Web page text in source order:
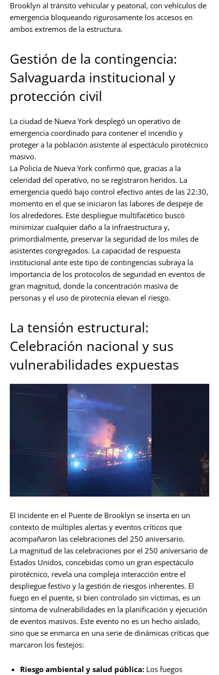
Brooklyn al tránsito vehicular y peatonal, con vehículos de
emergencia bloqueando rigurosamente los accesos en
ambos extremos de la estructura.
Gestión de la contingencia:
Salvaguarda institucional y
protección civil
La ciudad de Nueva York desplegó un operativo de
emergencia coordinado para contener el incendio y
proteger a la población asistente al espectáculo pirotécnico
masivo.
La Policía de Nueva York confirmó que, gracias a la
celeridad del operativo, no se registraron heridos. La
emergencia quedó bajo control efectivo antes de las 22:30,
momento en el que se iniciaron las labores de despeje de
los alrededores. Este despliegue multifacético buscó
minimizar cualquier daño a la infraestructura y,
primordialmente, preservar la seguridad de los miles de
asistentes congregados. La capacidad de respuesta
institucional ante este tipo de contingencias subraya la
importancia de los protocolos de seguridad en eventos de
gran magnitud, donde la concentración masiva de
personas y el uso de pirotecnia elevan el riesgo.
La tensión estructural:
Celebración nacional y sus
vulnerabilidades expuestas
El incidente en el Puente de Brooklyn se inserta en un
contexto de múltiples alertas y eventos críticos que
acompañaron las celebraciones del 250 aniversario.
La magnitud de las celebraciones por el 250 aniversario de
Estados Unidos, concebidas como un gran espectáculo
pirotécnico, revela una compleja interacción entre el
despliegue festivo y la gestión de riesgos inherentes. El
fuego en el puente, si bien controlado sin víctimas, es un
síntoma de vulnerabilidades en la planificación y ejecución
de eventos masivos. Este evento no es un hecho aislado,
sino que se enmarca en una serie de dinámicas críticas que
marcaron los festejos:
Riesgo ambiental y salud pública: Los fuegos